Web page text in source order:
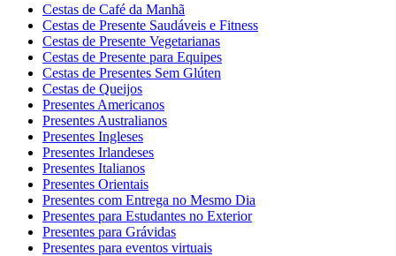
Cestas de Café da Manhã
Cestas de Presente Saudáveis e Fitness
Cestas de Presente Vegetarianas
Cestas de Presente para Equipes
Cestas de Presentes Sem Glúten
Cestas de Queijos
Presentes Americanos
Presentes Australianos
Presentes Ingleses
Presentes Irlandeses
Presentes Italianos
Presentes Orientais
Presentes com Entrega no Mesmo Dia
Presentes para Estudantes no Exterior
Presentes para Grávidas
Presentes para eventos virtuais